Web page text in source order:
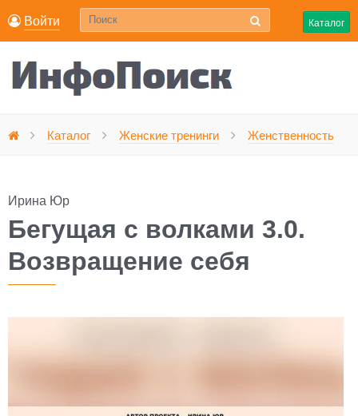
Войти Каталог
Каталог Женские тренинги Женственность
Ирина Юр
Бегущая с волками 3.0.
Возвращение себя